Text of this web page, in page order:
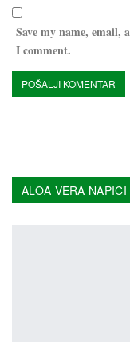
Save my name, email,
I comment.
ALOA VERA NAPICI